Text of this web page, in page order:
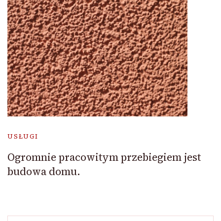
USŁUGI
Ogromnie pracowitym przebiegiem jest
budowa domu.